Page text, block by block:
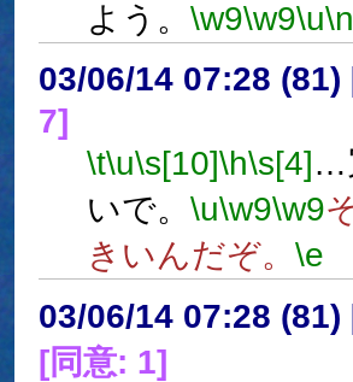
よう。 \w9\w9\u\n
03/06/14 07:28 (81)
7]
\t\u\s[10]\h\s[4] …
いで。 \u\w9\w9
きいんだぞ。 \e
03/06/14 07:28 (81)
[同意: 1]